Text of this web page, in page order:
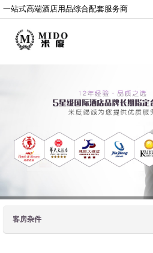
一站式高端酒店用品综合配套服务商
客房杂件